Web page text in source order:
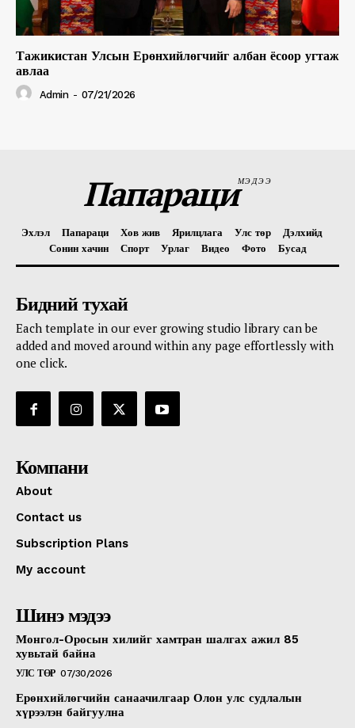
Тажикистан Улсын Ерөнхийлөгчийг албан ёсоор угтаж
авлаа
Admin - 07/21/2026
ПапарациМЭДЭЭ
Эхлэл Папараци Хов жив Ярилцлага Улс төр
Дэлхийд
Сонин хачин
Спорт Урлаг Видео Фото Бусад
Бидний тухай
Each template in our ever growing studio library can be
added and moved around within any page effortlessly with
one click.
Компани
About
Contact us
Subscription Plans
My account
Шинэ мэдээ
Монгол-Оросын хилийг хамтран шалгах ажил 85
хувьтай байна
УЛС ТӨР 07/30/2026
Ерөнхийлөгчийн санаачилгаар Олон улс судлалын
хүрээлэн байгуулна